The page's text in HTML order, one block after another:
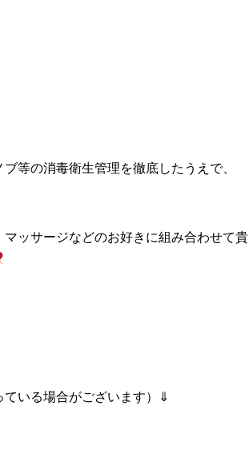
等の消毒衛生管理を徹底したうえで、
マッサージなどのお好きに組み合わせて貴
ている場合がございます）⇓